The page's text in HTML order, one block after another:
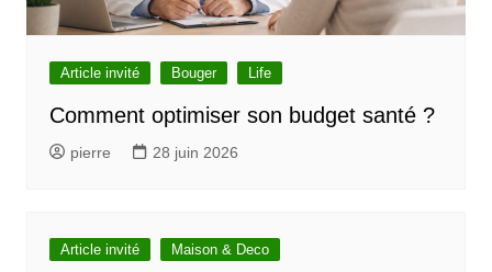
Article invité Bouger Life
Comment optimiser son budget santé ?
pierre 28 juin 2026
Article invité Maison & Deco